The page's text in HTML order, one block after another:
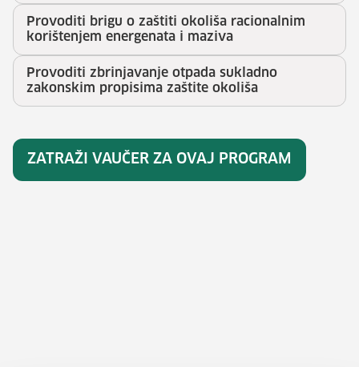
Provoditi brigu o zaštiti okoliša racionalnim
korištenjem energenata i maziva
Provoditi zbrinjavanje otpada sukladno
zakonskim propisima zaštite okoliša
ZATRAŽI VAUČER ZA OVAJ PROGRAM